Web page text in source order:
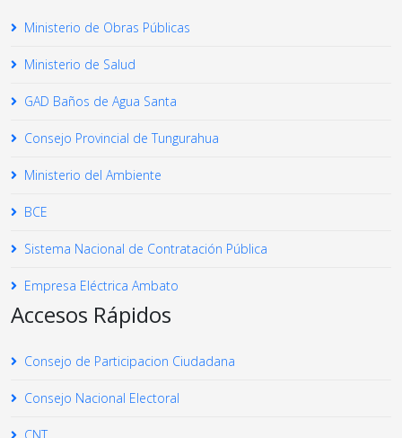
Ministerio de Obras Públicas
Ministerio de Salud
GAD Baños de Agua Santa
Consejo Provincial de Tungurahua
Ministerio del Ambiente
BCE
Sistema Nacional de Contratación Pública
Empresa Eléctrica Ambato
Accesos Rápidos
Consejo de Participacion Ciudadana
Consejo Nacional Electoral